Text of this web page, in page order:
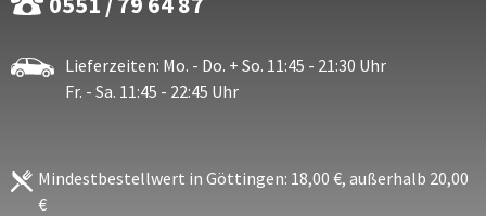
Lieferzeiten: Mo. - Do. + So. 11:45 - 21:30 Uhr
Fr. - Sa. 11:45 - 22:45 Uhr
Mindestbestellwert in Göttingen: 18,00 €, außerhalb 20,00
€